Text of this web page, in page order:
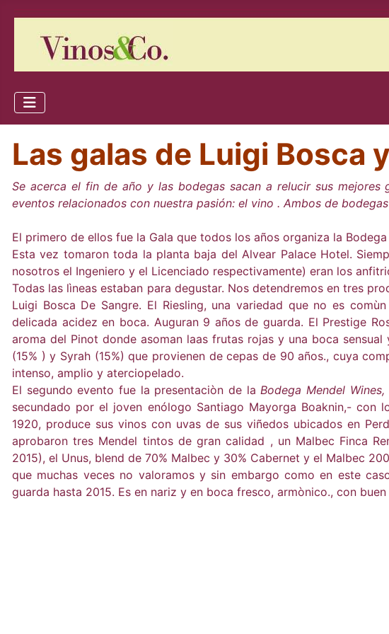
Las galas de Luigi Bosca
Se acerca el fin de año y las bodegas sacan a relucir sus
eventos relacionados con nuestra pasión: el vino . Ambos de
El primero de ellos fue la Gala que todos los años organiza la Bodega
Esta vez tomaron toda la planta baja del Alvear Palace Hotel.
nosotros el Ingeniero y el Licenciado respectivamente) eran los
Todas las lìneas estaban para degustar. Nos detendremos en tres
Luigi Bosca De Sangre. El Riesling, una variedad que no es
delicada acidez en boca. Auguran 9 años de guarda. El Prestige
aroma del Pinot donde asoman laas frutas rojas y una boca
(15% ) y Syrah (15%) que provienen de cepas de 90 años., cuya
intenso, amplio y aterciopelado.
El segundo evento fue la presentaciòn de laBodega Mendel Wines,
secundado por el joven enólogo Santiago Mayorga Boaknin,-
1920, produce sus vinos con uvas de sus viñedos ubicados en
aprobaron tres Mendel tintos de gran calidad , un Malbec Finca
2015), el Unus, blend de 70% Malbec y 30% Cabernet y el Malbec
que muchas veces no valoramos y sin embargo como en este
guarda hasta 2015. Es en nariz y en boca fresco, armònico., con